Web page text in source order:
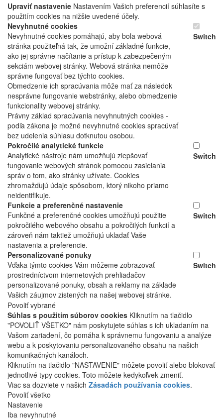
Upraviť nastavenie Nastavením Vašich preferencií súhlasíte s
použitím cookies na nižšie uvedené účely.
Nevyhnutné cookies
Nevyhnutné cookies pomáhajú, aby bola webová
stránka použiteľná tak, že umožní základné funkcie,
ako jej správne načítanie a prístup k zabezpečeným
sekciám webovej stránky. Webová stránka nemôže
správne fungovať bez týchto cookies.
Obmedzenie ich spracúvania môže mať za následok
nesprávne fungovanie webstránky, alebo obmedzenie
funkcionality webovej stránky.
Právny základ spracúvania nevyhnutných cookies -
podľa zákona je možné nevyhnutné cookies spracúvať
bez udelenia súhlasu dotknutou osobou.
Switch
Pokročilé analytické funkcie
Analytické nástroje nám umožňujú zlepšovať
fungovanie webových stránok pomocou zasielania
správ o tom, ako stránky užívate. Cookies
zhromažďujú údaje spôsobom, ktorý nikoho priamo
neidentifikuje.
Switch
Funkcie a preferenčné nastavenie
Funkčné a preferenčné cookies umožňujú použitie
pokročilého webového obsahu a pokročilých funkcií a
zároveň nám taktiež umožňujú ukladať Vaše
nastavenia a preferencie.
Switch
Personalizované ponuky
Vďaka týmto cookies Vám môžeme zobrazovať
prostredníctvom internetových prehliadačov
personalizované ponuky, obsah a reklamy na základe
Vašich záujmov zistených na našej webovej stránke.
Switch
Povoliť vybrané
Súhlas s použitím súborov cookies Kliknutím na tlačidlo
"POVOLIŤ VŠETKO" nám poskytujete súhlas s ich ukladaním na
Vašom zariadení, čo pomáha k správnemu fungovaniu a analýze
webu a k poskytovaniu personalizovaného obsahu na našich
komunikačných kanáloch.
Kliknutím na tlačidlo "NASTAVENIE" môžete povoliť alebo blokovať
jednotlivé typy cookies. Toto môžete kedykoľvek zmeniť.
Viac sa dozviete v našich Zásadách používania cookies.
Povoliť všetko
Nastavenie
Iba nevyhnutné